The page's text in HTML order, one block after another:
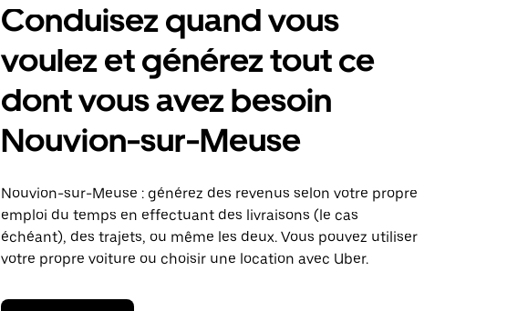
Conduisez quand vous
voulez et générez tout ce
dont vous avez besoin
Nouvion-sur-Meuse
Nouvion-sur-Meuse : générez des revenus selon votre propre
emploi du temps en effectuant des livraisons (le cas
échéant), des trajets, ou même les deux. Vous pouvez utiliser
votre propre voiture ou choisir une location avec Uber.